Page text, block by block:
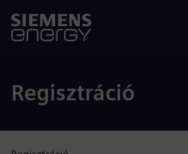
Regisztráció